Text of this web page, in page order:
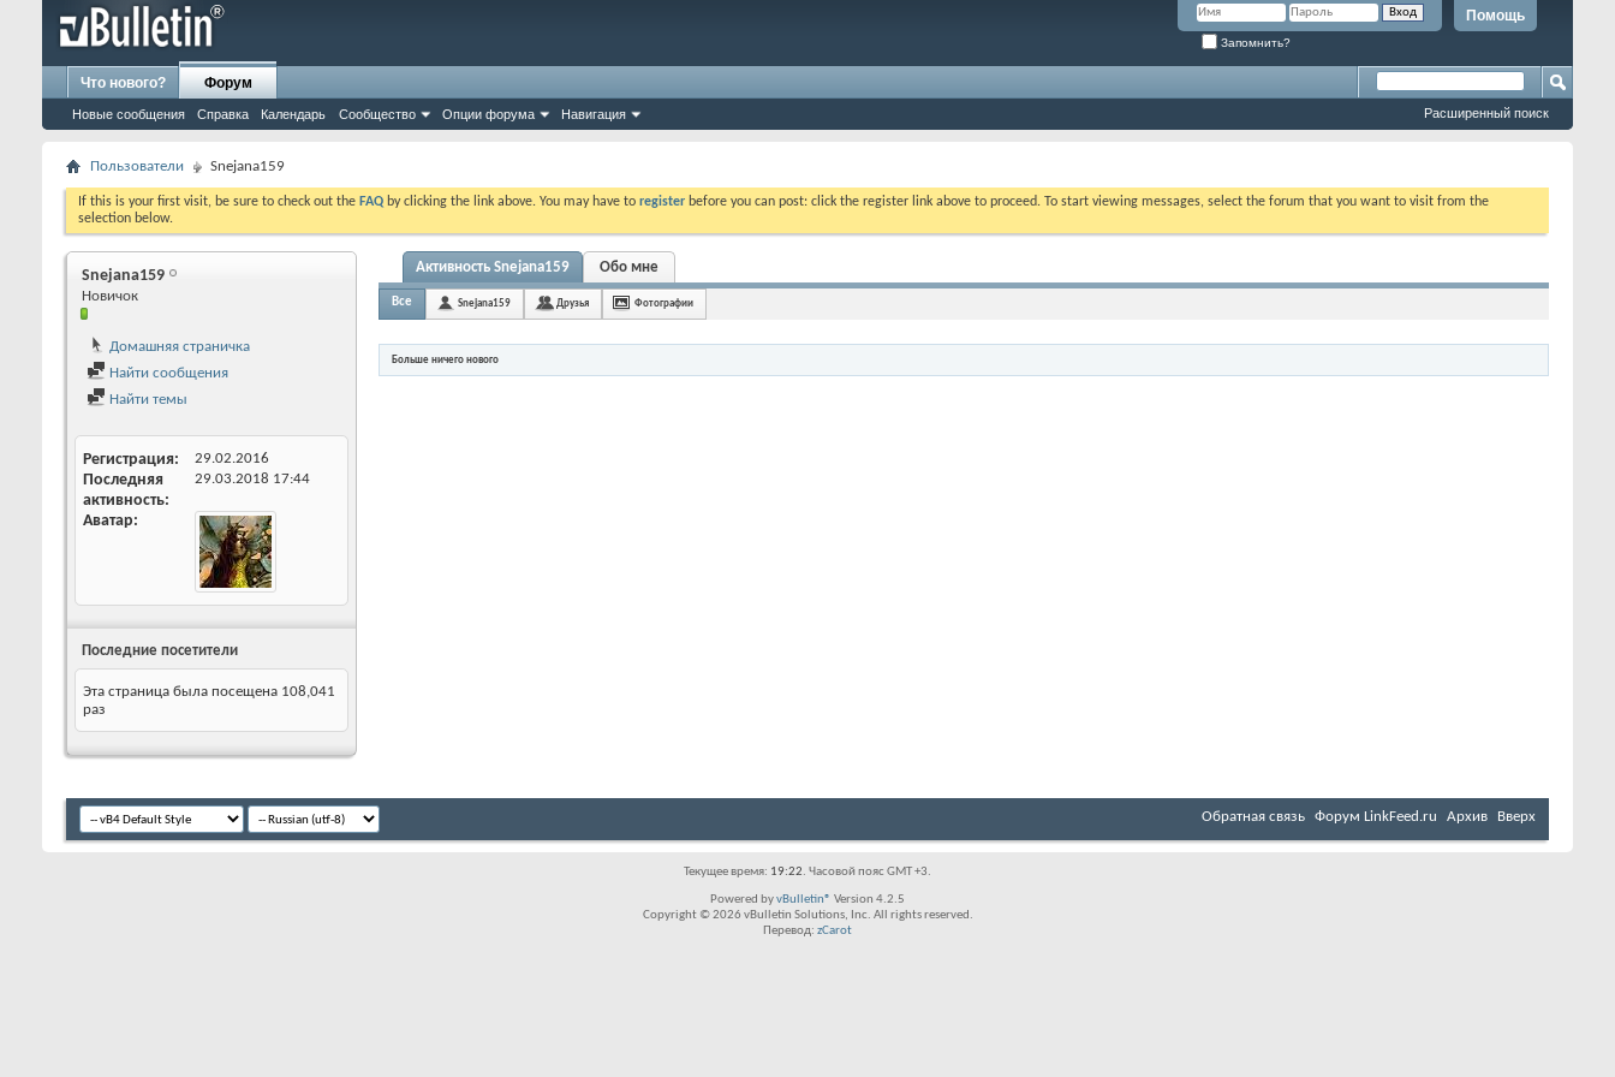
Помощь
Запомнить?
Что нового? Форум
Новые сообщения Справка Календарь Сообщество Опции форума Навигация Расширенный поиск
Пользователи Snejana159
If this is your first visit, be sure to check out the FAQ by clicking the link above. You may have to register before you can post: click the register link above to proceed. To start viewing messages, select the forum that you want to visit from the
selection below.
Snejana159
Новичок
Домашняя страничка
Найти сообщения
Найти темы
Регистрация 29.02.2016
Последняя
активность
29.03.2018 17:44
Аватар
Последние посетители
Эта страница была посещена 108,041
раз
Активность Snejana159 Обо мне
Все Snejana159 Друзья Фотографии
Больше ничего нового
Обратная связь Форум LinkFeed.ru Архив Вверх
Текущее время: 19:22. Часовой пояс GMT +3.
Powered byvBulletin® Version 4.2.5
Copyright © 2026 vBulletin Solutions, Inc. All rights reserved.
Перевод: zCarot